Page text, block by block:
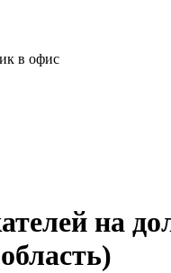
в офис
на